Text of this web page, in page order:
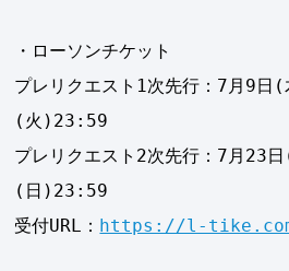
・ローソンチケット
プレリクエスト1次先行：7月9
(火)23:59
プレリクエスト2次先行：7月23
(日)23:59
受付URL： https://l-